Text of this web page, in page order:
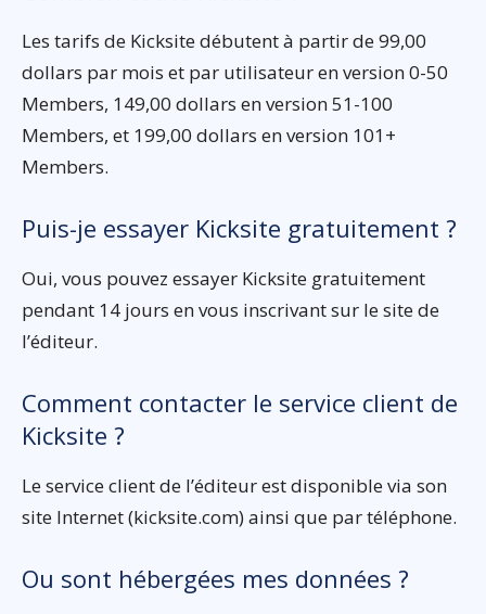
Les tarifs de Kicksite débutent à partir de 99,00
dollars par mois et par utilisateur en version 0-50
Members, 149,00 dollars en version 51-100
Members, et 199,00 dollars en version 101+
Members.
Puis-je essayer Kicksite gratuitement ?
Oui, vous pouvez essayer Kicksite gratuitement
pendant 14 jours en vous inscrivant sur le site de
l’éditeur.
Comment contacter le service client de
Kicksite ?
Le service client de l’éditeur est disponible via son
site Internet (kicksite.com) ainsi que par téléphone.
Ou sont hébergées mes données ?